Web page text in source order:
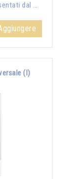
dal …
(I)